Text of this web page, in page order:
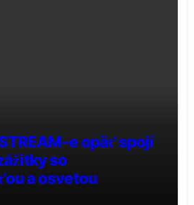
e opäť spojí
so
a osvetou